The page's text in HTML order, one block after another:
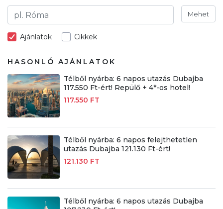
Mehet
Ajánlatok Cikkek
HASONLÓ AJÁNLATOK
Télből nyárba: 6 napos utazás Dubajba
117.550 Ft-ért! Repülő + 4*-os hotel!
117.550 FT
Télből nyárba: 6 napos felejthetetlen
utazás Dubajba 121.130 Ft-ért!
121.130 FT
Télből nyárba: 6 napos utazás Dubajba